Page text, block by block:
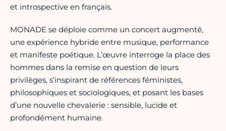
et introspective en français.
MONADE se déploie comme un concert augmenté,
une expérience hybride entre musique, performance
et manifeste poétique. L’œuvre interroge la place des
hommes dans la remise en question de leurs
privilèges, s’inspirant de références féministes,
philosophiques et sociologiques, et posant les bases
d’une nouvelle chevalerie : sensible, lucide et
profondément humaine.